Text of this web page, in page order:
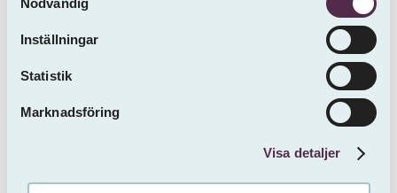
tillhandahållit eller som de har samlat in från andra än
oss.
Nödvändig
Inställningar
Statistik
Marknadsföring
Visa detaljer
Fastigheten